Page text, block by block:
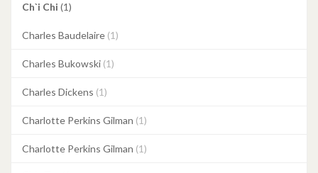
Ch`i Chi (1)
Charles Baudelaire (1)
Charles Bukowski (1)
Charles Dickens (1)
Charlotte Perkins Gilman (1)
Charlotte Perkins Gilman (1)